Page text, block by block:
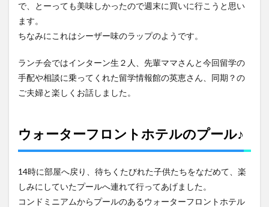
で、とーっても美味しかったので週末に買いに行こうと思い
ます。
ちなみにこれはシーザー味のラップのようです。
ランチ会ではインターン生２人、先輩ママさんと今回留学の
手配や相談に乗ってくれた留学情報館の英恵さん、同期？の
ご夫婦と楽しくお話しました。
ウォーターフロントホテルのプール♪
14時に部屋へ戻り、待ちくたびれた子供たちをなだめて、楽
しみにしていたプールへ連れて行ってあげました。
コンドミニアムからプールのあるウォーターフロントホテル